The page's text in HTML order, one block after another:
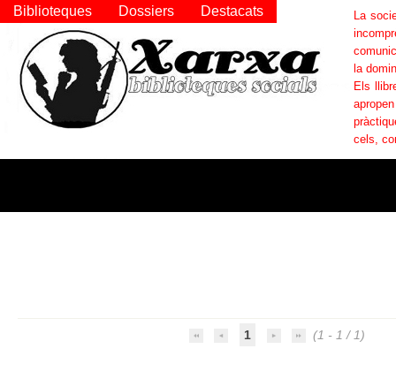
1 (1 - 1 / 1)
La
la
Els
cels,
Biblioteques Dossiers Destacats